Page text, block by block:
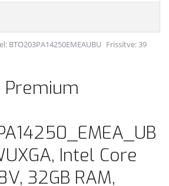
BTO203PA14250EMEAUBU Frissítve: 39
Premium
Intel Core
32GB RAM,